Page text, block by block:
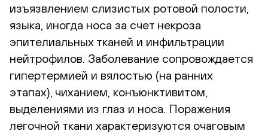
изъязвлением слизистых ротовой полости,
языка, иногда носа за счет некроза
эпителиальных тканей и инфильтрации
нейтрофилов. Заболевание сопровождается
гипертермией и вялостью (на ранних
этапах), чиханием, конъюнктивитом,
выделениями из глаз и носа. Поражения
легочной ткани характеризуются очаговым